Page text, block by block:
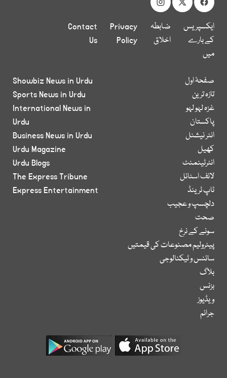
ایکسپریس
کے بارے
میں
ضابطہ
اخلاق
Privacy
Policy
Contact
Us
صفحۂ اول
تازہ ترین
غزہ لہو لہو
پاکستان
انٹر نیشنل
کھیل
انٹرٹینمنٹ
لائف اسٹائل
ٹاپ ٹرینڈ
دلچسپ و عجیب
صحت
سونے کے نرخ
پیٹرولیم مصنوعات کی قیمتیں
سائنس و ٹیکنالوجی
بلاگ
بزنس
ویڈیوز
جرائم
Showbiz News in Urdu
Sports News in Urdu
International News in
Urdu
Business News in Urdu
Urdu Magazine
Urdu Blogs
The Express Tribune
Express Entertainment